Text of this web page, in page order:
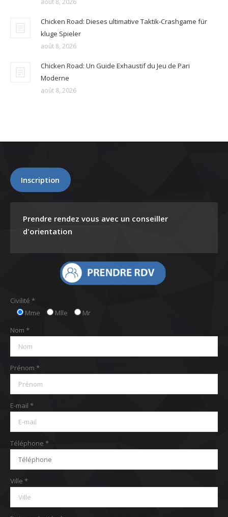
août 8, 2026
Chicken Road: Dieses ultimative Taktik-Crashgame für
kluge Spieler
août 8, 2026
Chicken Road: Un Guide Exhaustif du Jeu de Pari
Moderne
août 8, 2026
Inscription
Prendre rendez vous avec un conseiller
d'orientation
Civilité *
Mme
Mlle
Mr
Nom *
Prénom *
E-mail *
Téléphone *
Ville *